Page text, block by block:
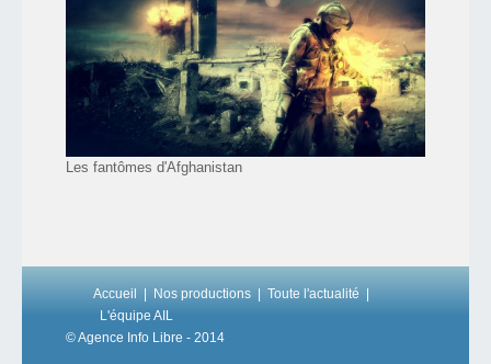
Les fantômes d'Afghanistan
Accueil Nos productions
Toute l'actualité
L'équipe AIL
© Agence Info Libre - 2014